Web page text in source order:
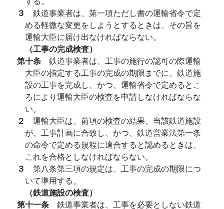
３ 鉄道事業者は、第一項ただし書の運輸省令で定
める軽微な変更をしようとするときは、その旨を
運輸大臣に届け出なければならない。
（工事の完成検査）
第十条 鉄道事業者は、工事の施行の認可の際運輸
大臣の指定する工事の完成の期限までに、鉄道施
設の工事を完成し、かつ、運輸省令で定めるとこ
ろにより運輸大臣の検査を申請しなければならな
い。
２ 運輸大臣は、前項の検査の結果、当該鉄道施設
が、工事計画に合致し、かつ、鉄道営業法第一条
の命令で定める規程に適合すると認めるときは、
これを合格としなければならない。
３ 第八条第三項の規定は、工事の完成の期限につ
いて準用する。
（鉄道施設の検査）
第十一条 鉄道事業者は、工事を必要としない鉄道